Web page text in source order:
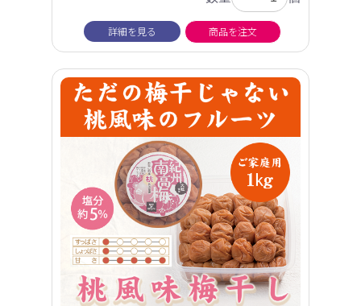
詳細を見る 商品を注文